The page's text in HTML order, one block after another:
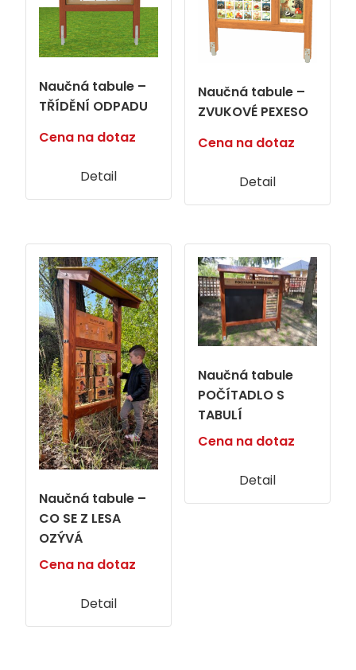
Naučná tabule –
TŘÍDĚNÍ ODPADU
Cena na dotaz
Detail
Naučná tabule –
ZVUKOVÉ PEXESO
Cena na dotaz
Detail
Naučná tabule –
CO SE Z LESA
OZÝVÁ
Cena na dotaz
Detail
Naučná tabule
POČÍTADLO S
TABULÍ
Cena na dotaz
Detail